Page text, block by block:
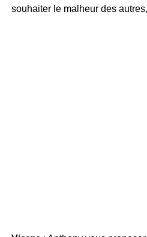
souhaiter le malheur des